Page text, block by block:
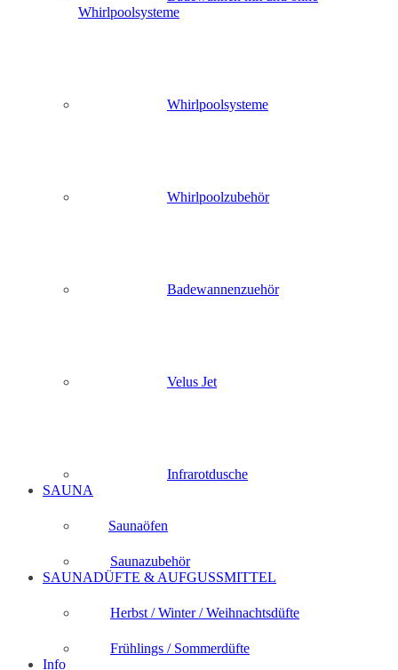
Whirlpoolsysteme
Whirlpoolsysteme
Whirlpoolzubehör
Badewannenzuehör
Velus Jet
Infrarotdusche
SAUNA
Saunaöfen
Saunazubehör
SAUNADÜFTE & AUFGUSSMITTEL
Herbst / Winter / Weihnachtsdüfte
Frühlings / Sommerdüfte
Info